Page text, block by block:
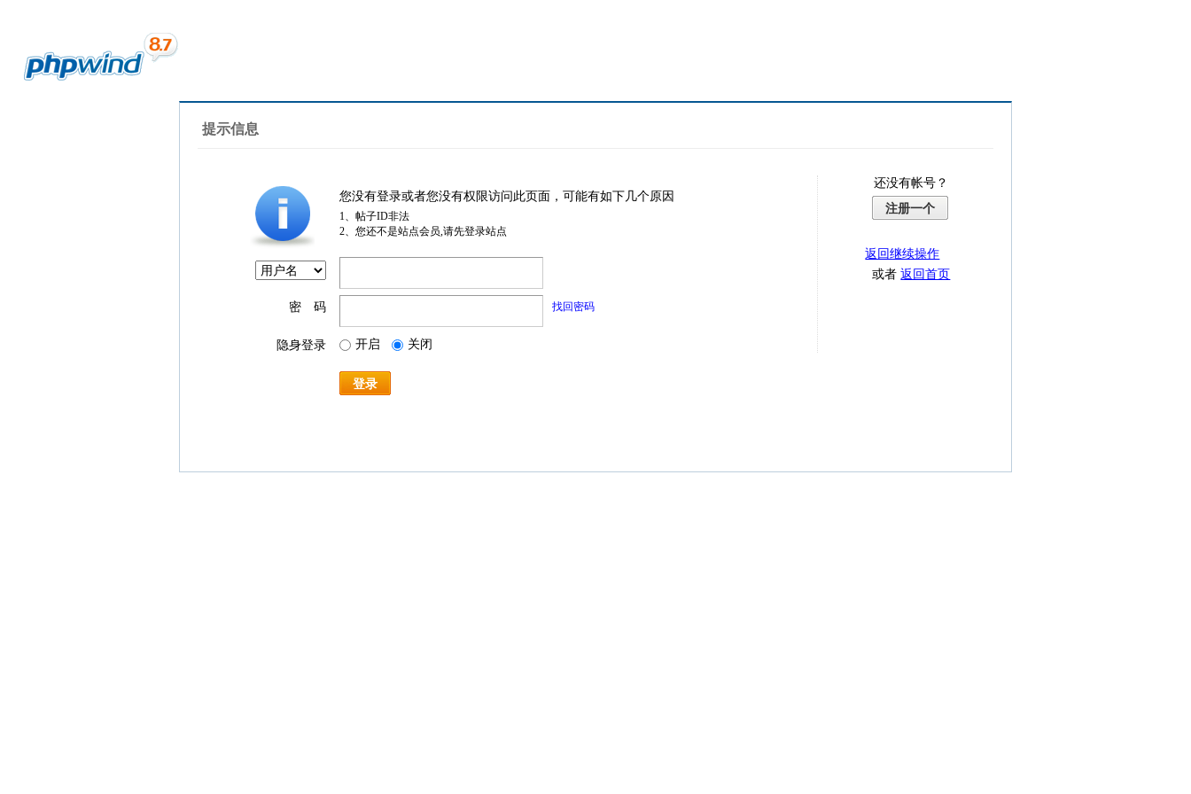
提示信息
您没有登录或者您没有权限访问此页面，可能有如下几个原因
1、帖子ID非法
2、您还不是站点会员,请先登录站点
密 码 找回密码
隐身登录 开启 关闭
登录
还没有帐号？
注册一个
返回继续操作
或者返回首页